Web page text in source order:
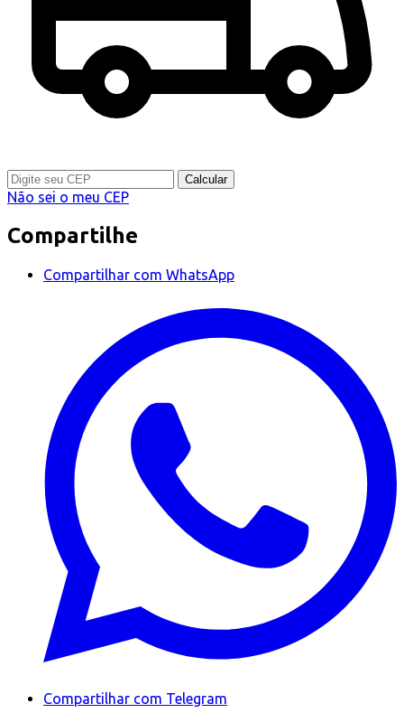
Calcular
Não sei o meu CEP
Compartilhe
Compartilhar com WhatsApp
Compartilhar com Telegram